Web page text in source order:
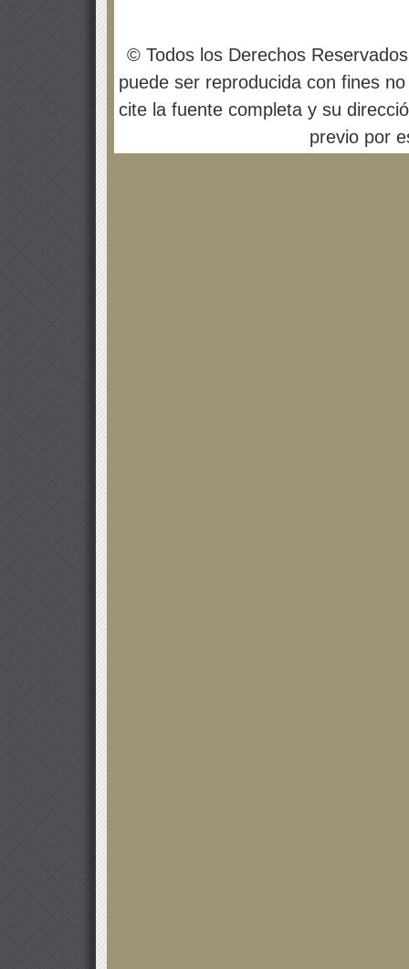
© Todos los Derechos
puede ser reproducida con fines
cite la fuente completa y su
previo por